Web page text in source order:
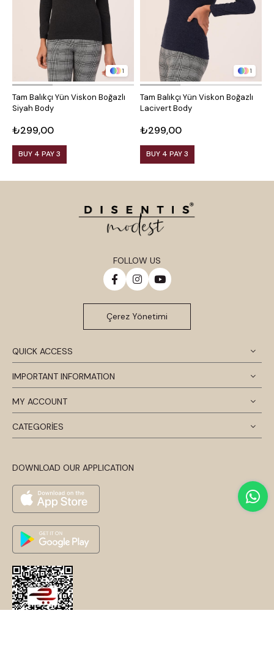
1
Tam Balıkçı Yün Viskon Boğazlı
Siyah Body
₺299,00
BUY 4 PAY 3
1
Tam Balıkçı Yün Viskon Boğazlı
Lacivert Body
₺299,00
BUY 4 PAY 3
QUICK ACCESS
IMPORTANT INFORMATION
MY ACCOUNT
CATEGORİES
DOWNLOAD OUR APPLICATION
FOLLOW US
Çerez Yönetimi